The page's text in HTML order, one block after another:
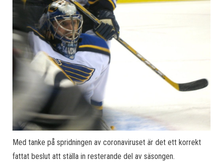
Med tanke på spridningen av coronaviruset är det ett korrekt
fattat beslut att ställa in resterande del av säsongen.